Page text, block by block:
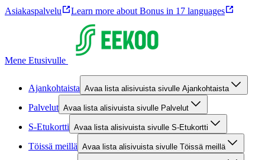
Asiakaspalvelu Learn more about Bonus in 17 languages
Mene Etusivulle
Ajankohtaista Avaa lista alisivuista sivulle Ajankohtaista
Palvelut Avaa lista alisivuista sivulle Palvelut
S-Etukortti Avaa lista alisivuista sivulle S-Etukortti
Töissä meillä Avaa lista alisivuista sivulle Töissä meillä